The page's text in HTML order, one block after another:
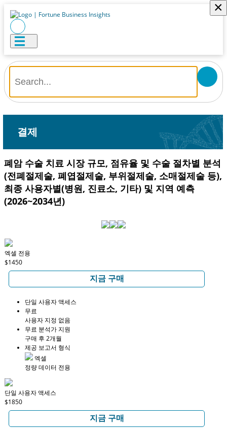
×
결제
폐암 수술 치료 시장 규모, 점유율 및 수술 절차별 분석
(전폐절제술, 폐엽절제술, 부위절제술, 소매절제술 등),
최종 사용자별(병원, 진료소, 기타) 및 지역 예측
(2026~2034년)
엑셀 전용
$1450
지금 구매
단일 사용자 액세스
무료
사용자 지정 없음
무료 분석가 지원
구매 후 2개월
제공 보고서 형식
엑셀
정량 데이터 전용
단일 사용자 액세스
$1850
지금 구매